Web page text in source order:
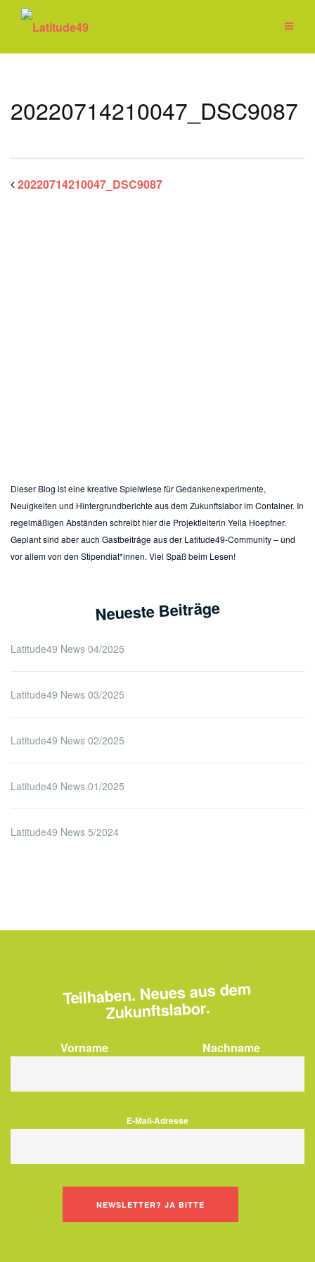
Zum
Inhalt
20220714210047_DSC9087
20220714210047_DSC9087
Dieser Blog ist eine kreative Spielwiese für Gedankenexperimente,
Neuigkeiten und Hintergrundberichte aus dem Zukunftslabor im Container. In
regelmäßigen Abständen schreibt hier die Projektleiterin Yella Hoepfner.
Geplant sind aber auch Gastbeiträge aus der Latitude49-Community – und
vor allem von den Stipendiat*innen. Viel Spaß beim Lesen!
Neueste Beiträge
Latitude49 News 04/2025
Latitude49 News 03/2025
Latitude49 News 02/2025
Latitude49 News 01/2025
Latitude49 News 5/2024
Teilhaben. Neues aus dem
Zukunftslabor.
Vorname Nachname
E-Mail-Adresse